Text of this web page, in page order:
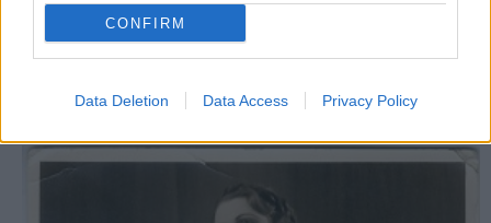
CONFIRM
Data Deletion Data Access Privacy Policy
képest. Pusztay Sándor (Kuno), Halász Gitta
(Annuska), Kálmán Oszkár (Kaspar), Székelyhidy
Ferenc (Max) voltak újak. Az előadások közül hármat
Rékai Nándor vezényelt, egyet pedig Felix
Weingartner.